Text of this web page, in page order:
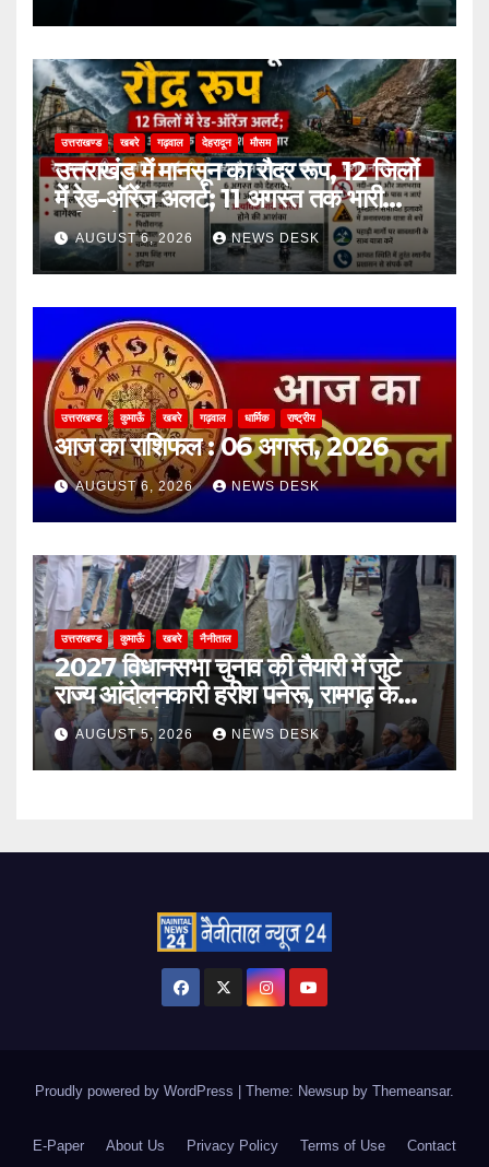
उत्तराखण्ड खबरे गढ़वाल देहरादून मौसम
उत्तराखंड में मानसून का रौद्र रूप, 12 जिलों
में रेड-ऑरेंज अलर्ट; 11 अगस्त तक भारी
बारिश के आसार
AUGUST 6, 2026 NEWS DESK
उत्तराखण्ड कुमाऊँ खबरे गढ़वाल धार्मिक राष्ट्रीय
आज का राशिफल : 06 अगस्त, 2026
AUGUST 6, 2026 NEWS DESK
उत्तराखण्ड कुमाऊँ खबरे नैनीताल
2027 विधानसभा चुनाव की तैयारी में जुटे
राज्य आंदोलनकारी हरीश पनेरू, रामगढ़ के
दूरस्थ गांवों में पहुंचकर जनता से मांगा
आशीर्वाद
AUGUST 5, 2026 NEWS DESK
Proudly powered by WordPress Theme: Newsup by Themeansar.
E-Paper About Us Privacy Policy Terms of Use Contact